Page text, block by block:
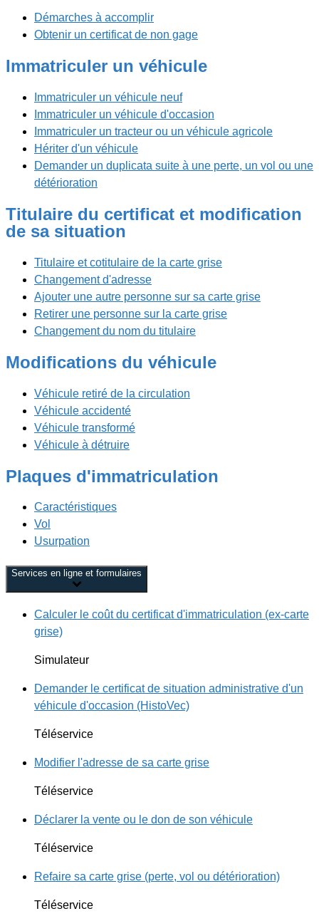
Démarches à accomplir
Obtenir un certificat de non gage
Immatriculer un véhicule
Immatriculer un véhicule neuf
Immatriculer un véhicule d'occasion
Immatriculer un tracteur ou un véhicule agricole
Hériter d'un véhicule
Demander un duplicata suite à une perte, un vol ou une
détérioration
Titulaire du certificat et modification
de sa situation
Titulaire et cotitulaire de la carte grise
Changement d'adresse
Ajouter une autre personne sur sa carte grise
Retirer une personne sur la carte grise
Changement du nom du titulaire
Modifications du véhicule
Véhicule retiré de la circulation
Véhicule accidenté
Véhicule transformé
Véhicule à détruire
Plaques d'immatriculation
Caractéristiques
Vol
Usurpation
Services en ligne et formulaires
Calculer le coût du certificat d'immatriculation (ex-carte
grise)
Simulateur
Demander le certificat de situation administrative d'un
véhicule d'occasion (HistoVec)
Téléservice
Modifier l'adresse de sa carte grise
Téléservice
Déclarer la vente ou le don de son véhicule
Téléservice
Refaire sa carte grise (perte, vol ou détérioration)
Téléservice